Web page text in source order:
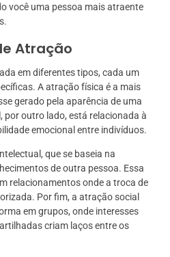
você uma pessoa mais atraente
Atração
em diferentes tipos, cada um
A atração física é a mais
gerado pela aparência de uma
por outro lado, está relacionada à
emocional entre indivíduos.
que se baseia na
de outra pessoa. Essa
relacionamentos onde a troca de
Por fim, a atração social
em grupos, onde interesses
criam laços entre os